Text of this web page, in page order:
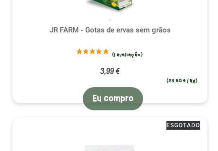
JR FARM - Gotas de ervas sem grãos
3,99 €
(28,50 € / kg)
Eu compro
ESGOTADO